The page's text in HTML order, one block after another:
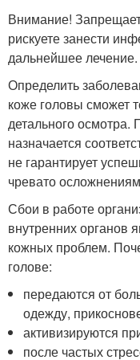
Внимание!
рискуете занести
дальнейшее лечение.
Определить
коже головы сможет
детального осмотра.
назначается
не гарантирует
чревато
Сбои в работе
внутренних органов
кожных проблем.
голове:
передаются от
одежду,
активизируются
после частых